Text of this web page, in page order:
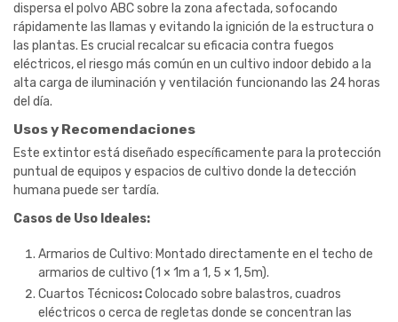
dispersa el polvo ABCsobre la zona afectada, sofocando
rápidamente las llamas y evitando la ignición de la estructura o
las plantas. Es crucial recalcar su eficacia contra fuegos
eléctricos, el riesgo más común en un cultivo indoor debido a la
alta carga de iluminación y ventilación funcionando las 24 horas
del día.
Usos y Recomendaciones
Este extintor está diseñado específicamente para la protección
puntual de equipos y espacios de cultivo donde la detección
humana puede ser tardía.
Casos de Uso Ideales:
Armarios de Cultivo: Montado directamente en el techo de
armarios de cultivo (1 × 1m a1, 5 × 1,5m).
Cuartos Técnicos:Colocado sobre balastros, cuadros
eléctricos o cerca de regletas donde se concentran las